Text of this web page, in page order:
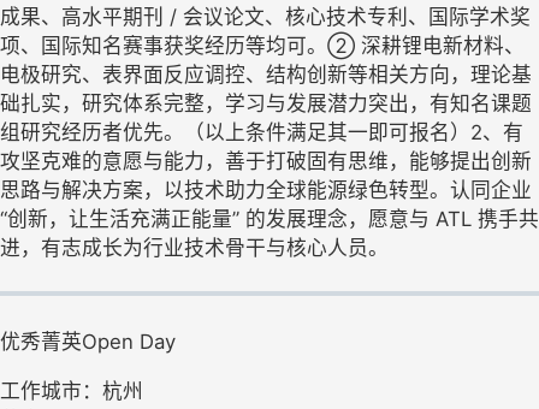
成果、高水平期刊 / 会议论文、核心技术专利、国际学术奖
项、国际知名赛事获奖经历等均可。② 深耕锂电新材料、
电极研究、表界面反应调控、结构创新等相关方向，理论基
础扎实，研究体系完整，学习与发展潜力突出，有知名课题
组研究经历者优先。（以上条件满足其一即可报名）2、有
攻坚克难的意愿与能力，善于打破固有思维，能够提出创新
思路与解决方案，以技术助力全球能源绿色转型。认同企业
“创新，让生活充满正能量” 的发展理念，愿意与 ATL 携手共
进，有志成长为行业技术骨干与核心人员。
优秀菁英Open Day
工作城市：杭州